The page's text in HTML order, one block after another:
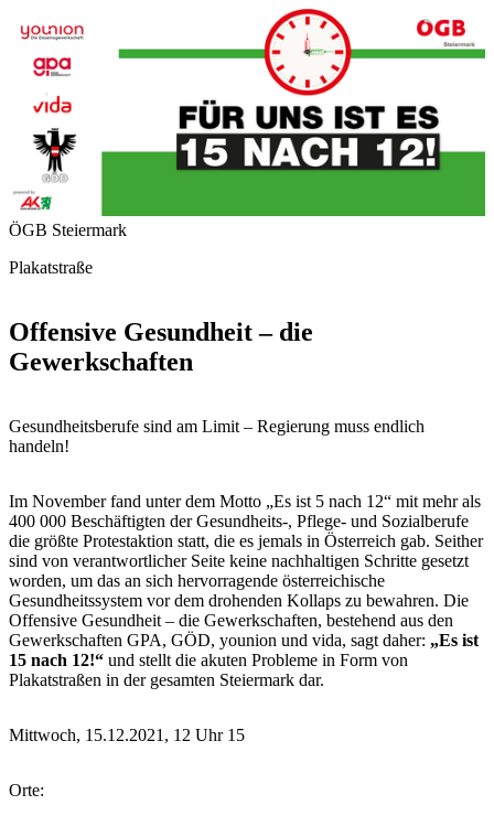
ÖGB Steiermark
Plakatstraße
Offensive Gesundheit – die
Gewerkschaften
Gesundheitsberufe sind am Limit – Regierung muss endlich
handeln!
Im November fand unter dem Motto „Es ist 5 nach 12“ mit mehr als
400 000 Beschäftigten der Gesundheits-, Pflege- und Sozialberufe
die größte Protestaktion statt, die es jemals in Österreich gab. Seither
sind von verantwortlicher Seite keine nachhaltigen Schritte gesetzt
worden, um das an sich hervorragende österreichische
Gesundheitssystem vor dem drohenden Kollaps zu bewahren. Die
Offensive Gesundheit – die Gewerkschaften, bestehend aus den
Gewerkschaften GPA, GÖD, younion und vida, sagt daher: „Es ist
15 nach 12!“ und stellt die akuten Probleme in Form von
Plakatstraßen in der gesamten Steiermark dar.
Mittwoch, 15.12.2021, 12 Uhr 15
Orte: